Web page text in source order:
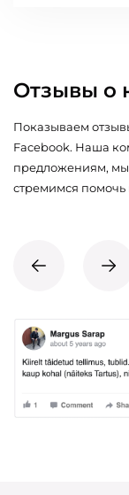
Отзывы о
Показываем
Facebook. Наша
предложениям, мы
стремимся